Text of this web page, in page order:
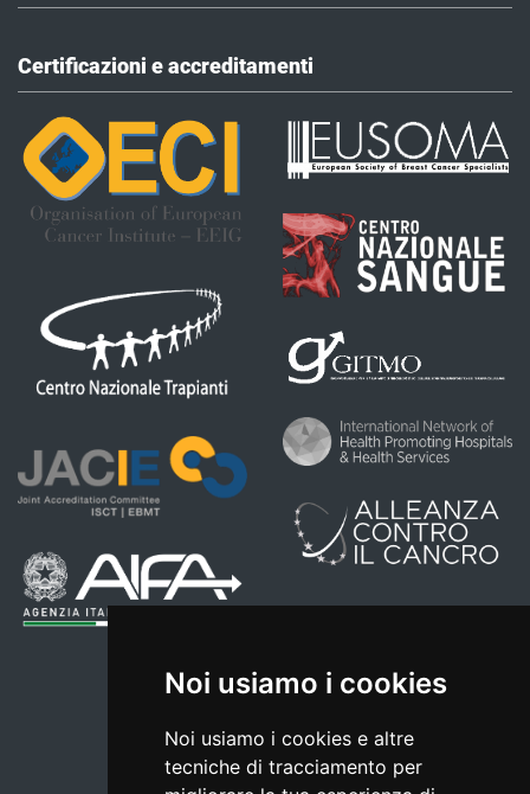
Noi usiamo i cookies
Noi usiamo i cookies e altre
tecniche di tracciamento per
Certificazioni e accreditamenti